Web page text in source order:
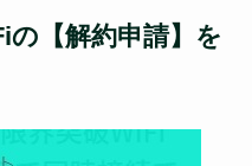
の【解約申請】を